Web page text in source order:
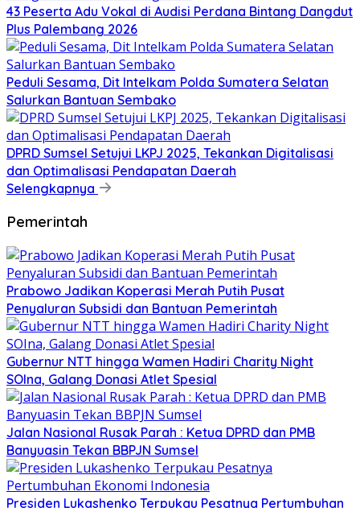
43 Peserta Adu Vokal di Audisi Perdana Bintang Dangdut
Plus Palembang 2026
Peduli Sesama, Dit Intelkam Polda Sumatera Selatan
Salurkan Bantuan Sembako
DPRD Sumsel Setujui LKPJ 2025, Tekankan Digitalisasi
dan Optimalisasi Pendapatan Daerah
Selengkapnya
Pemerintah
Prabowo Jadikan Koperasi Merah Putih Pusat
Penyaluran Subsidi dan Bantuan Pemerintah
Gubernur NTT hingga Wamen Hadiri Charity Night
SOIna, Galang Donasi Atlet Spesial
Jalan Nasional Rusak Parah : Ketua DPRD dan PMB
Banyuasin Tekan BBPJN Sumsel
Presiden Lukashenko Terpukau Pesatnya Pertumbuhan